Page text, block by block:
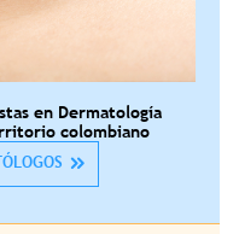
en Dermatología
colombiano